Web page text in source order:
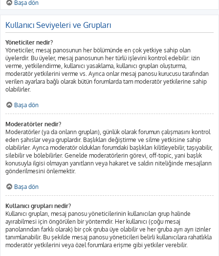
Başa dön
Kullanıcı Seviyeleri ve Grupları
Yöneticiler nedir?
Yöneticiler, mesaj panosunun her bölümünde en çok yetkiye sahip olan
üyelerdir. Bu üyeler, mesaj panosunun her türlü işlevini kontrol edebilir: izin
verme, yetkilendirme, kullanıcı yasaklama, kullanıcı grupları oluşturma,
moderatör yetkilerini verme vs. Ayrıca onlar mesaj panosu kurucusu tarafından
verilen ayarlara bağlı olarak bütün forumlarda tam moderatör yetkilerine sahip
olabilirler.
Başa dön
Moderatörler nedir?
Moderatörler (ya da onların grupları), günlük olarak forumun çalışmasını kontrol
eden şahıslar veya gruplardır. Başlıkları değiştirme ve silme yetkisine sahip
olabilirler. Ayrıca moderatör oldukları forumdaki başlıkları kilitleyebilir, taşıyabilir,
silebilir ve bölebilirler. Genelde moderatörlerin görevi, off-topic, yani başlık
konusuyla ilgisi olmayan yanıtların veya hakaret ve saldırı niteliğinde mesajların
gönderilmesini önlemektir.
Başa dön
Kullanıcı grupları nedir?
Kullanıcı grupları, mesaj panosu yöneticilerinin kullanıcıları grup halinde
ayırabilmesi için öngörülen bir yöntemdir. Her kullanıcı (çoğu mesaj
panolarından farklı olarak) bir çok gruba üye olabilir ve her gruba ayrı ayrı izinler
tanımlanabilir. Bu şekilde mesaj panosu yöneticileri belirli kullanıcılara rahatlıkla
moderatör yetkilerini veya özel forumlara erişme gibi yetkiler verebilir.